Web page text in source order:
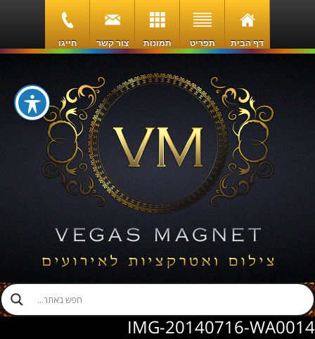
דף הבית תפריט תמונות צור קשר חייגו
IMG-20140716-WA0014